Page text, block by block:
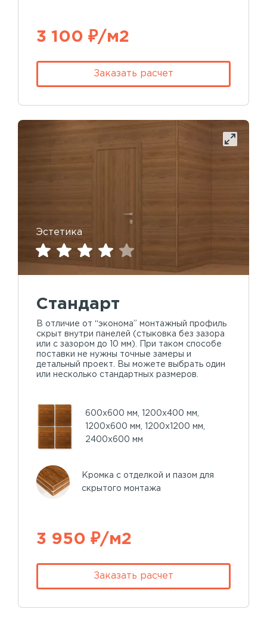
3 100 ₽/м2
Заказать расчет
Эстетика
Стандарт
В отличие от “эконома” монтажный профиль
скрыт внутри панелей (стыковка без зазора
или с зазором до 10 мм). При таком способе
поставки не нужны точные замеры и
детальный проект. Вы можете выбрать один
или несколько стандартных размеров.
600х600 мм, 1200х400 мм,
1200х600 мм, 1200х1200 мм,
2400х600 мм
Кромка с отделкой и пазом для
скрытого монтажа
3 950 ₽/м2
Заказать расчет